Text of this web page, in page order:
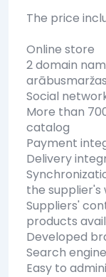
The price
Online store
2 domain
Social
More than
catalog
Payment
Delivery
the supplier's
Suppliers'
products
Developed
Search
Easy to